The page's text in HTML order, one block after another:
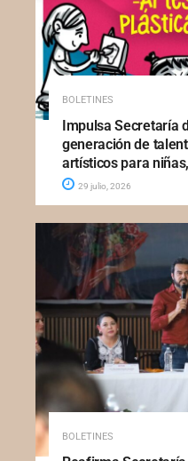
BOLETINES
Impulsa Secretaría
generación de
artísticos para
29 julio, 2026
BOLETINES